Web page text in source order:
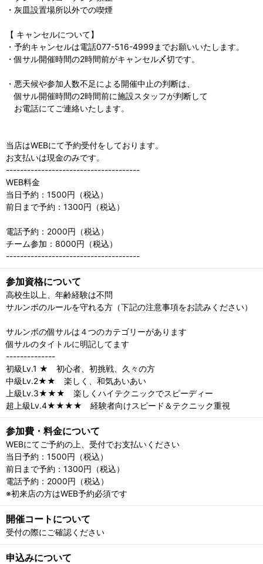
・灰皿設置場所以外での喫煙
【 キャンセルについて】
・予約キャンセルは電話077-516-4999までお願いいたします。
・個サル開催時間の2時間前がキャンセル〆切です。
・悪天候や参加人数不足による開催中止の判断は、
個サル開催時間の2時間前に施設スタッフが判断して
お電話にてご連絡いたします。
当店はWEBにて予約受付をしております。
お支払いは現金のみです。
--------------------------------------
WEB料金
当日予約：1500円（税込）
前日まで予約：1300円（税込）
電話予約：2000円（税込）
チーム参加：8000円（税込）
--------------------------------------
参加資格について
高校生以上、年齢経験は不問
サルンボのルールを守れる方（下記の注意事項をお読みください）
サルンボの個サルは４つのカテゴリーがあります
個サルのタイトルに明記してます
--------------
初級Lv.1 ★ 初心者、初挑戦、久々の方
中級Lv.2★★ 楽しく、和気あいあい
上級Lv.3★★★ 楽しくハイテクニックでスピーディー
超上級Lv.4★★★★ 経験者向けスピード＆テクニック重視
参加費・料金について
WEBにてご予約の上、受付でお支払いください
当日予約：1500円（税込）
前日まで予約：1300円（税込）
電話予約：2000円（税込）
※初来店の方はWEB予約必須です
開催コートについて
受付の際にご確認ください
申込みについて